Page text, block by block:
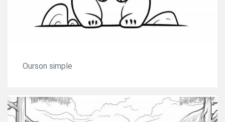
Ourson simple